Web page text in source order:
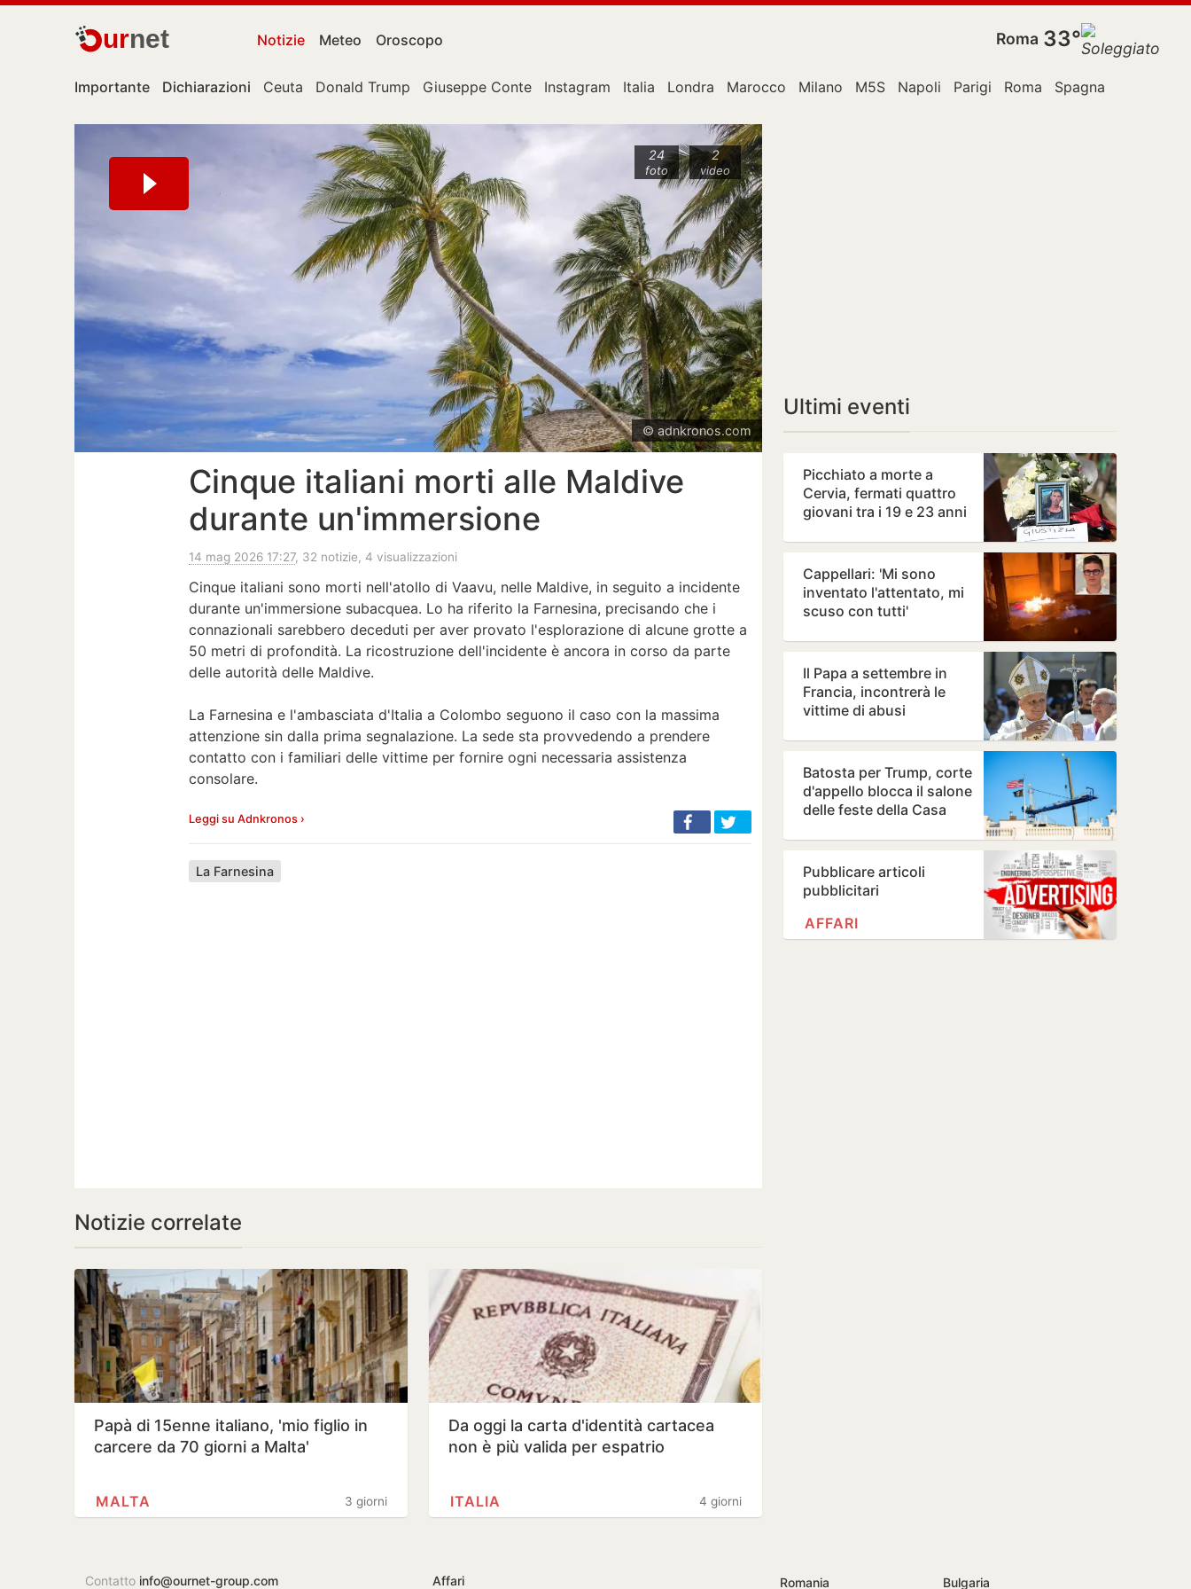
urnet Notizie Meteo Oroscopo Roma 33°
Importante Dichiarazioni Ceuta Donald Trump Giuseppe Conte Instagram Italia Londra Marocco Milano M5S Napoli Parigi Roma Spagna
24
foto
2
video
© adnkronos.com
Cinque italiani morti alle Maldive
durante un'immersione
14 mag 2026 17:27, 32 notizie, 4 visualizzazioni
Cinque italiani sono morti nell'atollo di Vaavu, nelle Maldive, in seguito a incidente
durante un'immersione subacquea. Lo ha riferito la Farnesina, precisando che i
connazionali sarebbero deceduti per aver provato l'esplorazione di alcune grotte a
50 metri di profondità. La ricostruzione dell'incidente è ancora in corso da parte
delle autorità delle Maldive.
La Farnesina e l'ambasciata d'Italia a Colombo seguono il caso con la massima
attenzione sin dalla prima segnalazione. La sede sta provvedendo a prendere
contatto con i familiari delle vittime per fornire ogni necessaria assistenza
consolare.
Leggi su Adnkronos ›
La Farnesina
Notizie correlate
Papà di 15enne italiano, 'mio figlio in
carcere da 70 giorni a Malta'
3 giorni
MALTA
Da oggi la carta d'identità cartacea
non è più valida per espatrio
4 giorni
ITALIA
Ultimi eventi
Picchiato a morte a
Cervia, fermati quattro
giovani tra i 19 e 23 anni
Cappellari: 'Mi sono
inventato l'attentato, mi
scuso con tutti'
Il Papa a settembre in
Francia, incontrerà le
vittime di abusi
Batosta per Trump, corte
d'appello blocca il salone
delle feste della Casa
Pubblicare articoli
pubblicitari
AFFARI
Contatto info@ournet-group.com Affari Romania Bulgaria